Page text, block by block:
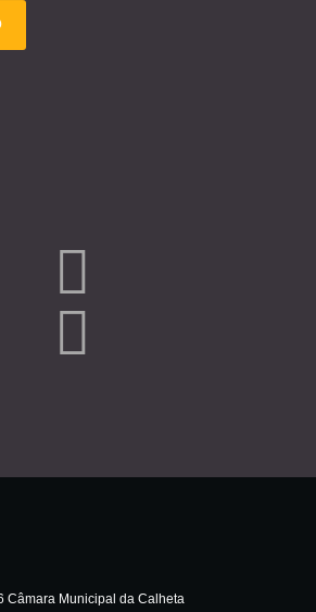
Câmara Municipal da Calheta